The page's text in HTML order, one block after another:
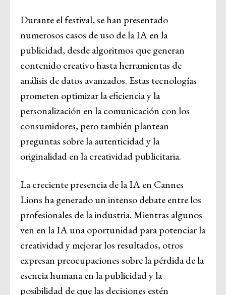
Durante el festival, se han presentado
numerosos casos de uso de la IA en la
publicidad, desde algoritmos que generan
contenido creativo hasta herramientas de
análisis de datos avanzados. Estas tecnologías
prometen optimizar la eficiencia y la
personalización en la comunicación con los
consumidores, pero también plantean
preguntas sobre la autenticidad y la
originalidad en la creatividad publicitaria.
La creciente presencia de la IA en Cannes
Lions ha generado un intenso debate entre los
profesionales de la industria. Mientras algunos
ven en la IA una oportunidad para potenciar la
creatividad y mejorar los resultados, otros
expresan preocupaciones sobre la pérdida de la
esencia humana en la publicidad y la
posibilidad de que las decisiones estén